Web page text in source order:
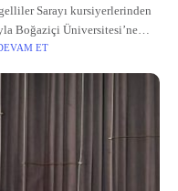
Sarayı kursiyerlerinden
Boğaziçi Üniversitesi’ne
ET